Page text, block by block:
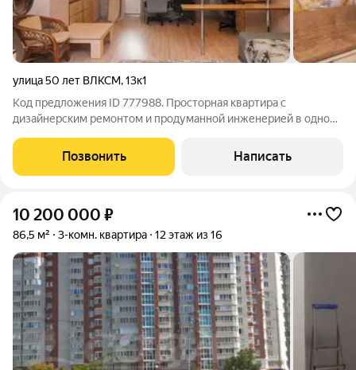
улица 50 лет ВЛКСМ,13к1
Код предложения ID 777988. Просторная квартира с
дизайнерским ремонтом и продуманной инженерией в одном
квартира, в которой в 2012 году был выполнен качественный
дизайнерский ремонт с полной
Позвонить Написать
10 200 000 ₽
86,5 м² 3-комн. квартира 12 этаж из 16